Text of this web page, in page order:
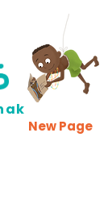
New Page